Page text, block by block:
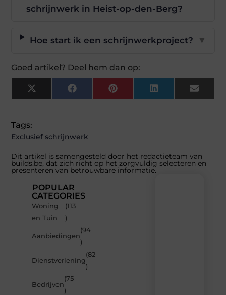
schrijnwerk in Heist-op-den-Berg?
Hoe start ik een schrijnwerkproject? ▼
Goed artikel? Deel hem dan op:
X
(Twitter)
FacebookPinterestLinkedInEmail
Tags:
Exclusief schrijnwerk
Dit artikel is samengesteld door het redactieteam van
builds.be, dat zich richt op het zorgvuldig selecteren en
presenteren van betrouwbare informatie.
POPULAR
CATEGORIES
Woning
en Tuin
(113
)
Aanbiedingen
(94
)
Dienstverlening
(82
)
Bedrijven
(75
)